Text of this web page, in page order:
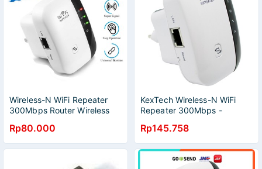
Wireless-N WiFi Repeater
300Mbps Router Wireless
Penyebar Sinyal Wifi
Rp80.000
KexTech Wireless-N WiFi
Repeater 300Mbps -
Rp145.758